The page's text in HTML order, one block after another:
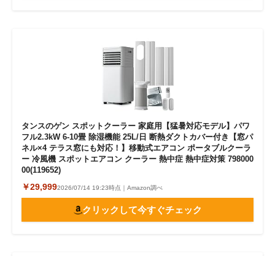
タンスのゲン スポットクーラー 家庭用【猛暑対応モデル】パワ
フル2.3kW 6-10畳 除湿機能 25L/日 断熱ダクトカバー付き【窓パ
ネル×4 テラス窓にも対応！】移動式エアコン ポータブルクーラ
ー 冷風機 スポットエアコン クーラー 熱中症 熱中症対策 798000
00(119652)
￥29,9992026/07/14 19:23時点｜Amazon調べ
クリックして今すぐチェック